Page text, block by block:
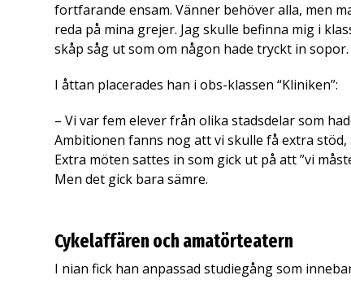
fortfarande ensam. Vänner behöver alla, men
reda på mina grejer. Jag skulle befinna mig i
skåp såg ut som om någon hade tryckt in sopor.
I åttan placerades han i obs-klassen “Kliniken”:
– Vi var fem elever från olika stadsdelar som
Ambitionen fanns nog att vi skulle få extra
Extra möten sattes in som gick ut på att ”vi
Men det gick bara sämre.
Cykelaffären och amatörteatern
I nian fick han anpassad studiegång som